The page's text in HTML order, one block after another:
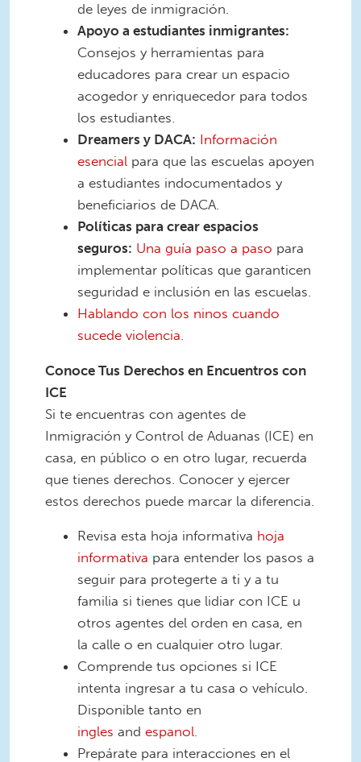
de leyes de inmigración.
Apoyo a estudiantes inmigrantes:
Consejos y herramientas para
educadores para crear un espacio
acogedor y enriquecedor para todos
los estudiantes.
Dreamers y DACA: Información
esencial para que las escuelas apoyen
a estudiantes indocumentados y
beneficiarios de DACA.
Políticas para crear espacios
seguros: Una guía paso a paso para
implementar políticas que garanticen
seguridad e inclusión en las escuelas.
Hablando con los ninos cuando
sucede violencia.
Conoce Tus Derechos en Encuentros con
ICE
Si te encuentras con agentes de
Inmigración y Control de Aduanas (ICE) en
casa, en público o en otro lugar, recuerda
que tienes derechos. Conocer y ejercer
estos derechos puede marcar la diferencia.
Revisa esta hoja informativa hoja
informativa para entender los pasos a
seguir para protegerte a ti y a tu
familia si tienes que lidiar con ICE u
otros agentes del orden en casa, en
la calle o en cualquier otro lugar.
Comprende tus opciones si ICE
intenta ingresar a tu casa o vehículo.
Disponible tanto en
ingles and espanol.
Prepárate para interacciones en el